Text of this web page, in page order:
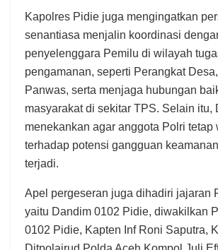
Kapolres Pidie juga mengingatkan
senantiasa menjalin koordinasi
penyelenggara Pemilu di wilayah
pengamanan, seperti Perangkat
Panwas, serta menjaga hubungan
masyarakat di sekitar TPS. Selain itu,
menekankan agar anggota Polri tetap
terhadap potensi gangguan
terjadi.
Apel pergeseran juga dihadiri jajaran
yaitu Dandim 0102 Pidie, diwakilkan
0102 Pidie, Kapten Inf Roni Saputra,